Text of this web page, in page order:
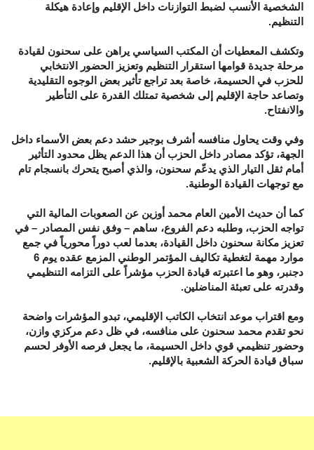
الشخصية الأنسب لضبط التوازنات داخل الإقليم وإعادة هيكلة
التنظيم.
وتكشف المعطيات أن المكتب السياسي يراهن على سحنون لقيادة
مرحلة جديدة قوامها استقرار التنظيم وتعزيز الحضور الانتخابي
للحزب في الحسيمة، خاصة بعد تراجع تأثير بعض الوجوه التقليدية
وتصاعد حاجة الإقليم إلى شخصية تمتلك القدرة على التأطير
والانفتاح.
وفي وقت يحاول منافسه أشرف بوجير حشد دعم بعض الأسماء داخل
الجهة، تؤكد مصادر داخل الحزب أن هذا الدعم يظل محدود التأثير
أمام ثقل التيار الذي يدعّم سحنون، والذي أصبح يتحرك بانسجام تام
مع توجهات القيادة الوطنية.
كما أن حديث الأمين العام محمد أوزين عن الصعوبات المالية التي
تواجه الحزب، وطلبه دعم الفروع، ساهم – وفق نفس المصادر – في
تعزيز مكانة سحنون داخل القيادة، بعدما لعب دوراً محورياً في جمع
موارد مهمة لتغطية تكاليف المؤتمر الوطني المزمع عقده يوم 6
دجنبر، وهو ما اعتبرته قيادة الحزب مؤشراً على التزامه التنظيمي
وقدرته على تعبئة المناضلين.
ومع اقتراب موعد انتخاب الكاتب الإقليمي، تبدو المؤشرات واضحة
نحو تقدم محمد سحنون على منافسه، في ظل دعم مركزي وازن،
وحضور تنظيمي قوي داخل الحسيمة، ما يجعل فرصه الأوفر لحسم
سباق قيادة الحركة الشعبية بالإقليم.